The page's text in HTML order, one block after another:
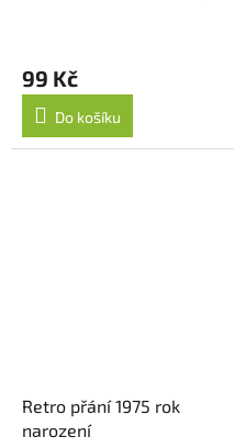
99 Kč
Do košíku
Retro přání 1975 rok
narození